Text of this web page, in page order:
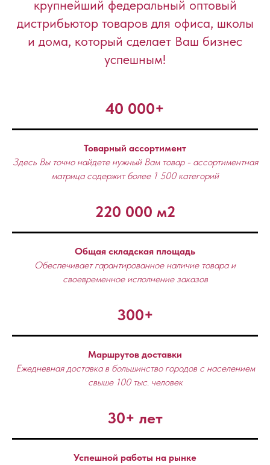
крупнейший федеральный оптовый
дистрибьютор товаров для офиса, школы
и дома, который сделает Ваш бизнес
успешным!
40 000+
Товарный ассортимент
Здесь Вы точно найдете нужный Вам товар - ассортиментная
матрица содержит более 1 500 категорий
220 000 м2
Общая складская площадь
Обеспечивает гарантированное наличие товара и
своевременное исполнение заказов
300+
Маршрутов доставки
Ежедневная доставка в большинство городов с населением
свыше 100 тыс. человек
30+ лет
Успешной работы на рынке